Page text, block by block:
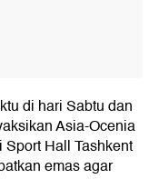
di hari Sabtu dan
Asia-Ocenia
Hall Tashkent
emas agar